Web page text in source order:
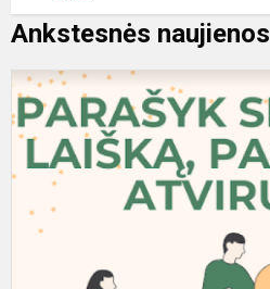
Ankstesnės naujienos